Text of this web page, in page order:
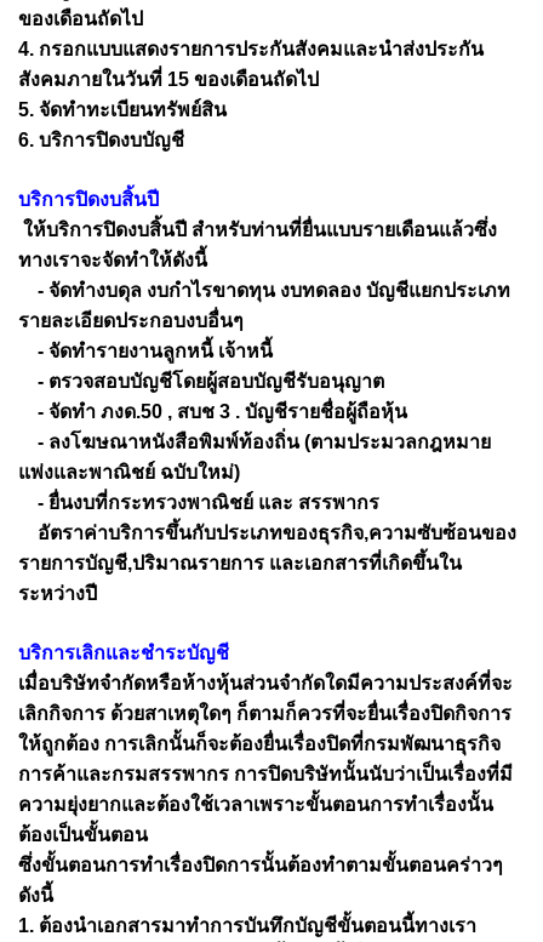
ของเดือนถัดไป
4. กรอกแบบแสดงรายการประกันสังคมและนำส่งประกัน
สังคมภายในวันที่ 15 ของเดือนถัดไป
5. จัดทำทะเบียนทรัพย์สิน
6. บริการปิดงบบัญชี
บริการปิดงบสิ้นปี
ให้บริการปิดงบสิ้นปี สำหรับท่านที่ยื่นแบบรายเดือนแล้วซึ่ง
ทางเราจะจัดทำให้ดังนี้
- จัดทำงบดุล งบกำไรขาดทุน งบทดลอง บัญชีแยกประเภท
รายละเอียดประกอบงบอื่นๆ
- จัดทำรายงานลูกหนี้ เจ้าหนี้
- ตรวจสอบบัญชีโดยผู้สอบบัญชีรับอนุญาต
- จัดทำ ภงด.50 , สบช 3 . บัญชีรายชื่อผู้ถือหุ้น
- ลงโฆษณาหนังสือพิมพ์ท้องถิ่น (ตามประมวลกฎหมาย
แพ่งและพาณิชย์ ฉบับใหม่)
- ยื่นงบที่กระทรวงพาณิชย์ และ สรรพากร
อัตราค่าบริการขึ้นกับประเภทของธุรกิจ,ความซับซ้อนของ
รายการบัญชี,ปริมาณรายการ และเอกสารที่เกิดขึ้นใน
ระหว่างปี
บริการเลิกและชำระบัญชี
เมื่อบริษัทจำกัดหรือห้างหุ้นส่วนจำกัดใดมีความประสงค์ที่จะ
เลิกกิจการ ด้วยสาเหตุใดๆ ก็ตามก็ควรที่จะยื่นเรื่องปิดกิจการ
ให้ถูกต้อง การเลิกนั้นก็จะต้องยื่นเรื่องปิดที่กรมพัฒนาธุรกิจ
การค้าและกรมสรรพากร การปิดบริษัทนั้นนับว่าเป็นเรื่องที่มี
ความยุ่งยากและต้องใช้เวลาเพราะขั้นตอนการทำเรื่องนั้น
ต้องเป็นขั้นตอน
ซึ่งขั้นตอนการทำเรื่องปิดการนั้นต้องทำตามขั้นตอนคร่าวๆ
ดังนี้
1. ต้องนำเอกสารมาทำการบันทึกบัญชีขั้นตอนนี้ทางเรา